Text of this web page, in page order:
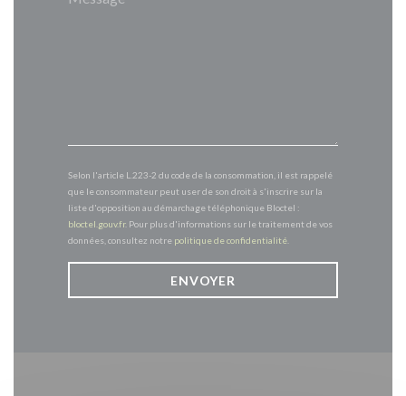
Selon l'article L.223-2 du code de la consommation, il est rappelé
que le consommateur peut user de son droit à s'inscrire sur la
liste d'opposition au démarchage téléphonique Bloctel :
bloctel.gouv.fr. Pour plus d'informations sur le traitement de vos
données, consultez notre politique de confidentialité